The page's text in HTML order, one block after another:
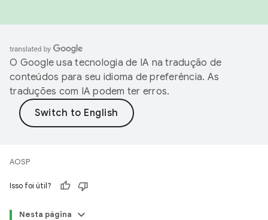
O Google usa tecnologia de IA na tradução de
conteúdos para seu idioma de preferência. As
traduções com IA podem ter erros.
AOSP
Isso foi útil?
Nesta página